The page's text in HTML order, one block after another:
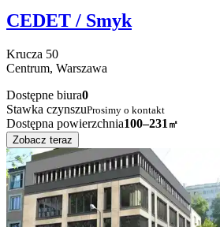
CEDET / Smyk
Krucza 50
Centrum, Warszawa
Dostępne biura0
Stawka czynszuProsimy o kontakt
Dostępna powierzchnia100–231 ㎡
Zobacz teraz